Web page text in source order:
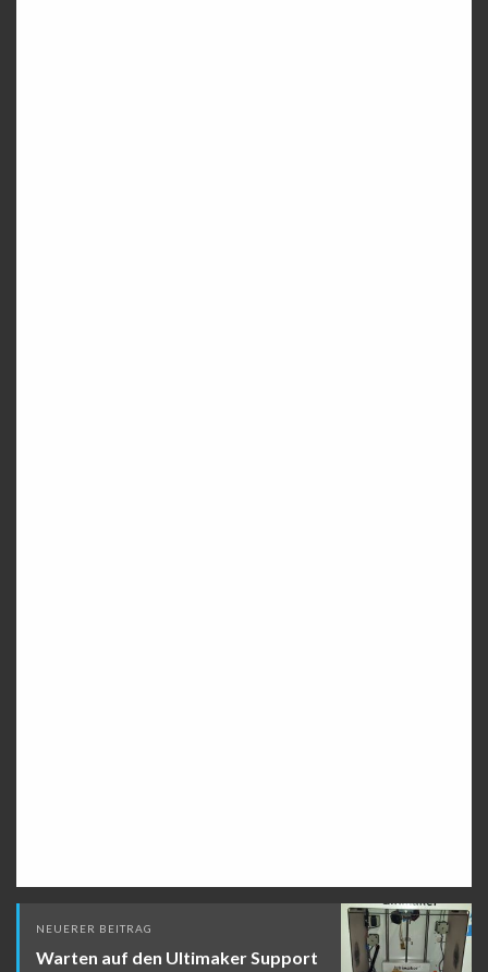
Beitragsnavigation
NEUERER BEITRAG
Warten auf den Ultimaker Support